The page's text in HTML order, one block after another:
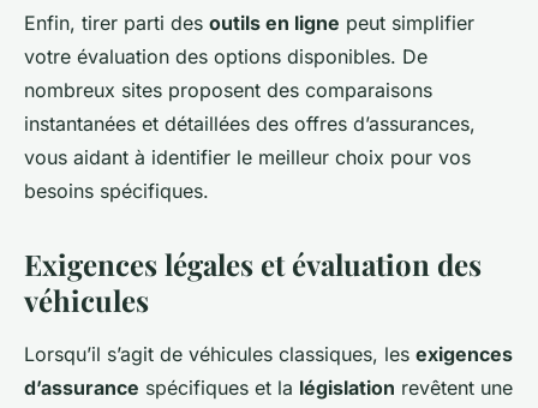
Enfin, tirer parti des outils en ligne peut simplifier
votre évaluation des options disponibles. De
nombreux sites proposent des comparaisons
instantanées et détaillées des offres d’assurances,
vous aidant à identifier le meilleur choix pour vos
besoins spécifiques.
Exigences légales et évaluation des
véhicules
Lorsqu’il s’agit de véhicules classiques, les exigences
d’assurance spécifiques et la législation revêtent une